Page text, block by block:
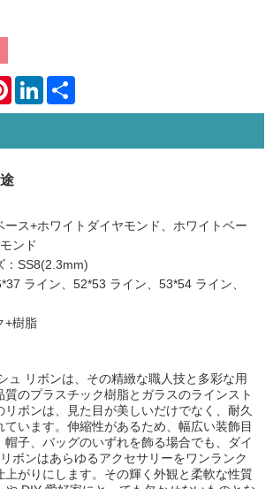
PinterestLinkedIn
ース+ホワイトダイヤモンド、ホワイトベー
ンド
：SS8(2.3mm)
ライン、52*53 ライン、53*54 ライン、
+樹脂
ュ リボンは、その精緻な職人技と多彩な用
のプラスチック樹脂とガラスのラインスト
リボンは、見た目が美しいだけでなく、耐久
います。伸縮性があるため、幅広い装飾目
帽子、バッグのいずれを飾る場合でも、ダイ
ボンはあらゆるアクセサリーをワンランク
上がりにします。その輝く外観と柔軟な性質